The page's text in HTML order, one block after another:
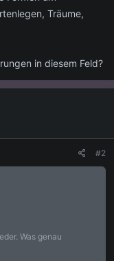
Träume,
in diesem Feld?
#2
Was genau